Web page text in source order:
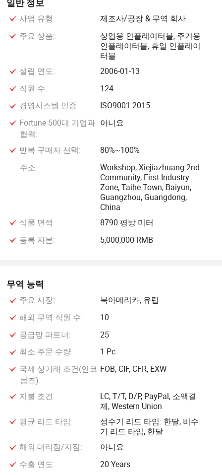
고 있습니다; 여기에서 당신은 당신이 안전하고 재미로 원하
는 모든 것을 찾을 수 있습니다.
일반 정보
사업 유형:
제조사/공장 & 무역 회사
주요 상품:
상업용 인플레이터블, 주거용
인플레이터블, 휴일 인플레이
터블
설립 연도:
2006-01-13
직원 수:
124
경영시스템 인증:
ISO9001:2015
Fortune 500대 기업과
협력:
아니요
반복 구매자 선택:
80%~100%
주소:
Workshop, Xiejiazhuang 2nd
Community, First Industry
Zone, Taihe Town, Baiyun,
Guangzhou, Guangdong,
China
식물 면적:
8790 평방 미터
등록 자본:
5,000,000 RMB
무역 능력
주요 시장:
북아메리카, 유럽
해외 무역 직원 수:
10
공급망 파트너:
25
최소 주문 수량:
1 Pc
국제 상거래 조건(인코
텀즈):
FOB, CIF, CFR, EXW
지불 조건:
LC, T/T, D/P, PayPal, 소액결
제, Western Union
평균 리드 타임:
성수기 리드 타임: 한달, 비수
기 리드 타임, 한달
해외 대리점/지점:
아니요
수출 연도:
20 Years